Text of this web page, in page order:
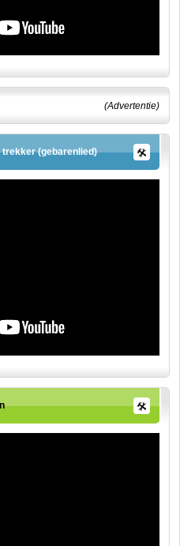
(Advertentie)
trekker (gebarenlied)